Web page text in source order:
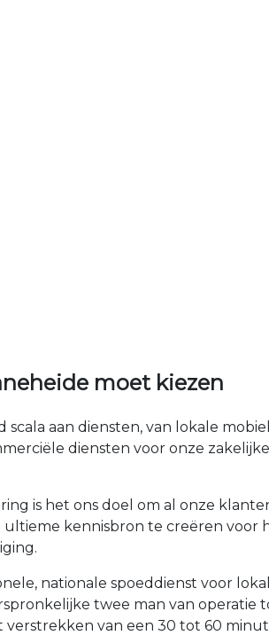
moet kiezen
aan diensten, van lokale
diensten voor onze
is het ons doel om al onze
kennisbron te creëren voor
nationale spoeddienst voor
twee man van operatie
van een 30 tot 60